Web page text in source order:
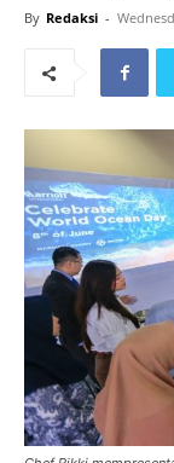
By Redaksi -